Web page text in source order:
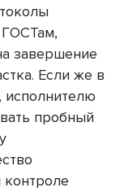
ГОСТам,
завершение
Если же в
исполнителю
пробный
контроле